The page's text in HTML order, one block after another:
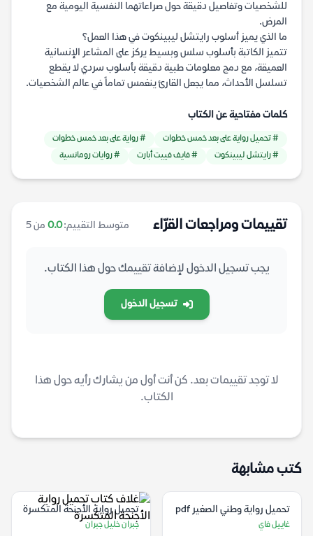
للشخصيات وتفاصيل دقيقة حول صراعاتهما النفسية اليومية مع
المرض.
ما الذي يميز أسلوب رايتشل ليبينكوت في هذا العمل؟
تتميز الكاتبة بأسلوب سلس وبسيط يركز على المشاعر الإنسانية
العميقة، مع دمج معلومات طبية دقيقة بأسلوب سردي لا يقطع
تسلسل الأحداث، مما يجعل القارئ ينغمس تماماً في عالم الشخصيات.
كلمات مفتاحية عن الكتاب
# تحميل رواية على بعد خمس خطوات
# رواية على بعد خمس خطوات
# رايتشل ليبينكوت
# فايف فييت أبارت # روايات رومانسية
تقييمات ومراجعات القرّاء متوسط التقييم:0.0 من 5
يجب تسجيل الدخول لإضافة تقييمك حول هذا الكتاب.
تسجيل الدخول
لا توجد تقييمات بعد. كن أنت أول من يشارك رأيه حول هذا
الكتاب.
كتب مشابهة
تحميل رواية وطني الصغير pdf
غاييل فاي
تحميل رواية الأجنحة المتكسرة
جبران خليل جبران